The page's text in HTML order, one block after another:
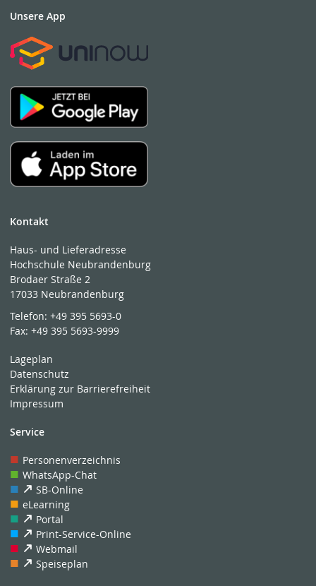
Unsere App
Kontakt
Haus- und Lieferadresse
Hochschule Neubrandenburg
Brodaer Straße 2
17033 Neubrandenburg
Telefon:+49 395 5693-0
Fax:+49 395 5693-9999
Lageplan
Datenschutz
Erklärung zur Barrierefreiheit
Impressum
Service
Personenverzeichnis
WhatsApp-Chat
SB-Online
eLearning
Portal
Print-Service-Online
Webmail
Speiseplan